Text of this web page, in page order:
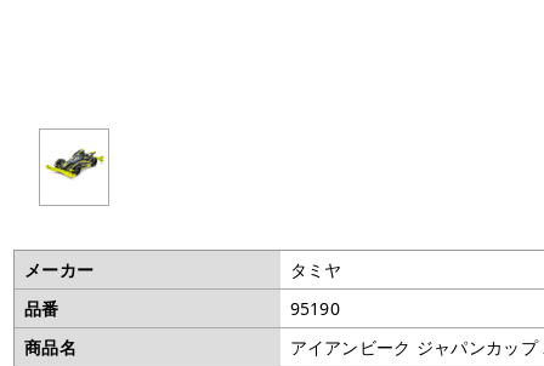
メーカー
タミヤ
品番
95190
商品名
アイアンビーク ジャパンカッ